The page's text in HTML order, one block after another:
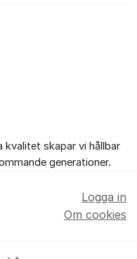
kvalitet skapar vi hållbar
generationer.
Logga in
Om cookies